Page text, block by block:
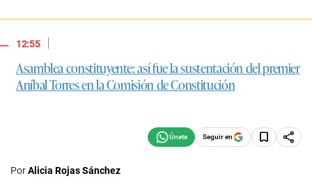
12:55
|
Asamblea constituyente: así fue la sustentación del premier
Aníbal Torres en la Comisión de Constitución
Seguir en
PorAlicia Rojas Sánchez